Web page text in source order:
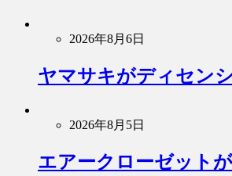
2026年8月6日
ヤマサキがディセン
2026年8月5日
エアークローゼット